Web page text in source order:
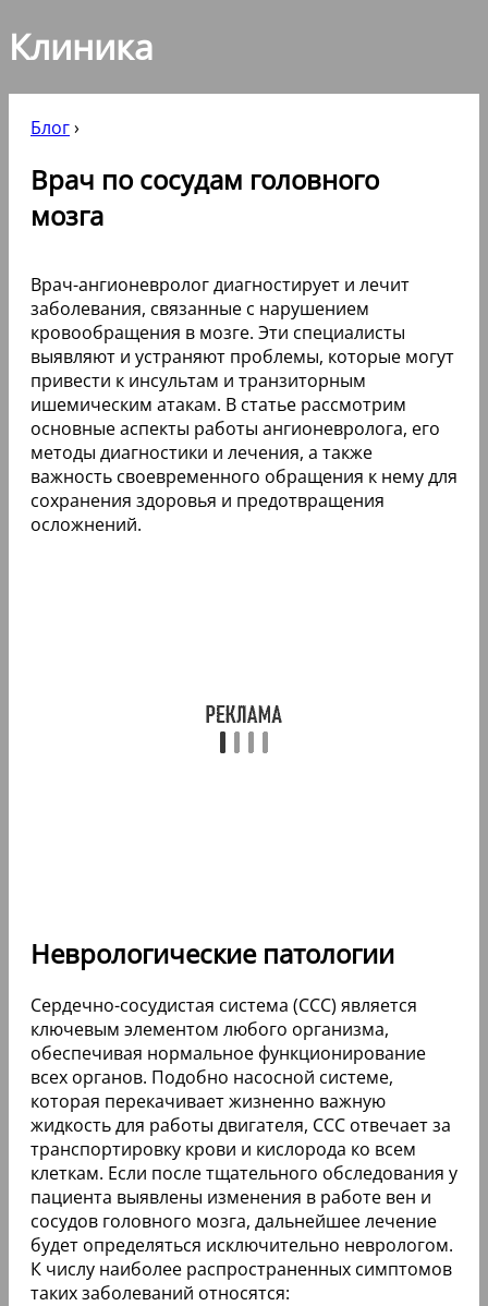
Клиника
Блог›
Врач по сосудам головного
мозга
Врач-ангионевролог диагностирует и лечит
заболевания, связанные с нарушением
кровообращения в мозге. Эти специалисты
выявляют и устраняют проблемы, которые могут
привести к инсультам и транзиторным
ишемическим атакам. В статье рассмотрим
основные аспекты работы ангионевролога, его
методы диагностики и лечения, а также
важность своевременного обращения к нему для
сохранения здоровья и предотвращения
осложнений.
Неврологические патологии
Сердечно-сосудистая система (ССС) является
ключевым элементом любого организма,
обеспечивая нормальное функционирование
всех органов. Подобно насосной системе,
которая перекачивает жизненно важную
жидкость для работы двигателя, ССС отвечает за
транспортировку крови и кислорода ко всем
клеткам. Если после тщательного обследования у
пациента выявлены изменения в работе вен и
сосудов головного мозга, дальнейшее лечение
будет определяться исключительно неврологом.
К числу наиболее распространенных симптомов
таких заболеваний относятся: